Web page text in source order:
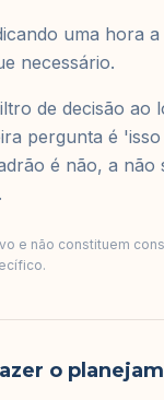
uma hora
necessário.
de decisão ao
pergunta é
é não, a
e não constituem
o